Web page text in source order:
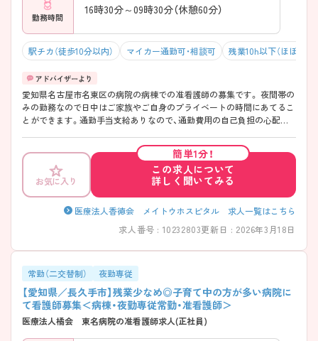
勤務時間
16時30分～09時30分（休憩60分）
駅チカ（徒歩10分以内） マイカー通勤可・相談可 残業10h以下（ほぼなし）
愛知県名古屋市名東区の病院の病棟での准看護師の募集です。 夜間帯の
みの勤務なので日中はご家族やご自身のプライベートの時間にあてるこ
とができます。通勤手当支給ありなので、通勤費用の自己負担の心配も
お気に入り
簡単1分！
この求人について
詳しく聞いてみる
医療法人香徳会 メイトウホスピタル 求人一覧はこちら
求人番号 : 10232803更新日 : 2026年3月18日
常勤（二交替制） 夜勤専従
【愛知県／長久手市】残業少なめ◎子育て中の方が多い病院に
て看護師募集＜病棟・夜勤専従常勤・准看護師＞
医療法人橘会 東名病院の准看護師求人(正社員)